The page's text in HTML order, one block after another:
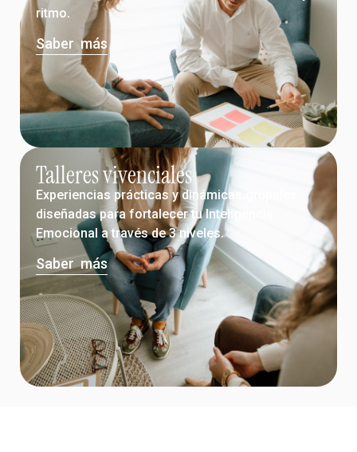
ritmo.
Saber más
Talleres vivenciales
Experiencias prácticas y dinámicas grupales
diseñadas para fortalecer tu Inteligencia
Emocional a través de 3 niveles.
Saber más